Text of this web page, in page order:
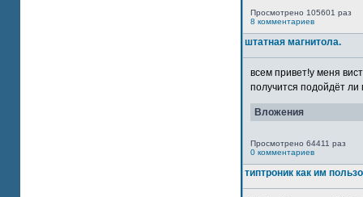
Просмотрено 105601 раз
8 комментариев
штатная магнитола.
всем привет!у меня
получится подойдёт ли
Вложения
Просмотрено 64411 раз
0 комментариев
типтроник как им